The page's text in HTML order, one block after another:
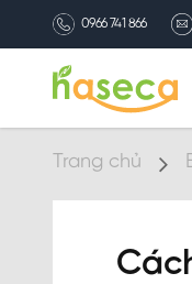
0966 741 866
Trang chủ